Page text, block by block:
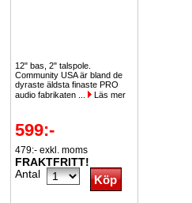
12" bas, 2" talspole.
Community USA är bland de
dyraste äldsta finaste PRO
audio fabrikaten ...
Läs mer
599:-
479:- exkl. moms
FRAKTFRITT!
Antal